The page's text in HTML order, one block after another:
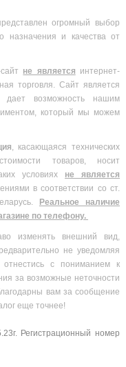
огромный выбор
назначения и качества от
не является интернет-
торговля. Сайт является
дает возможность нашим
который мы можем
, касающаяся технических
товаров, носит
условиях не является
в соответствии со ст.
Реальное наличие
по телефону.
изменять внешний вид,
не уведомляя
с пониманием к
за возможные неточности
вам за сообщение
еще точнее!
Регистрационный номер